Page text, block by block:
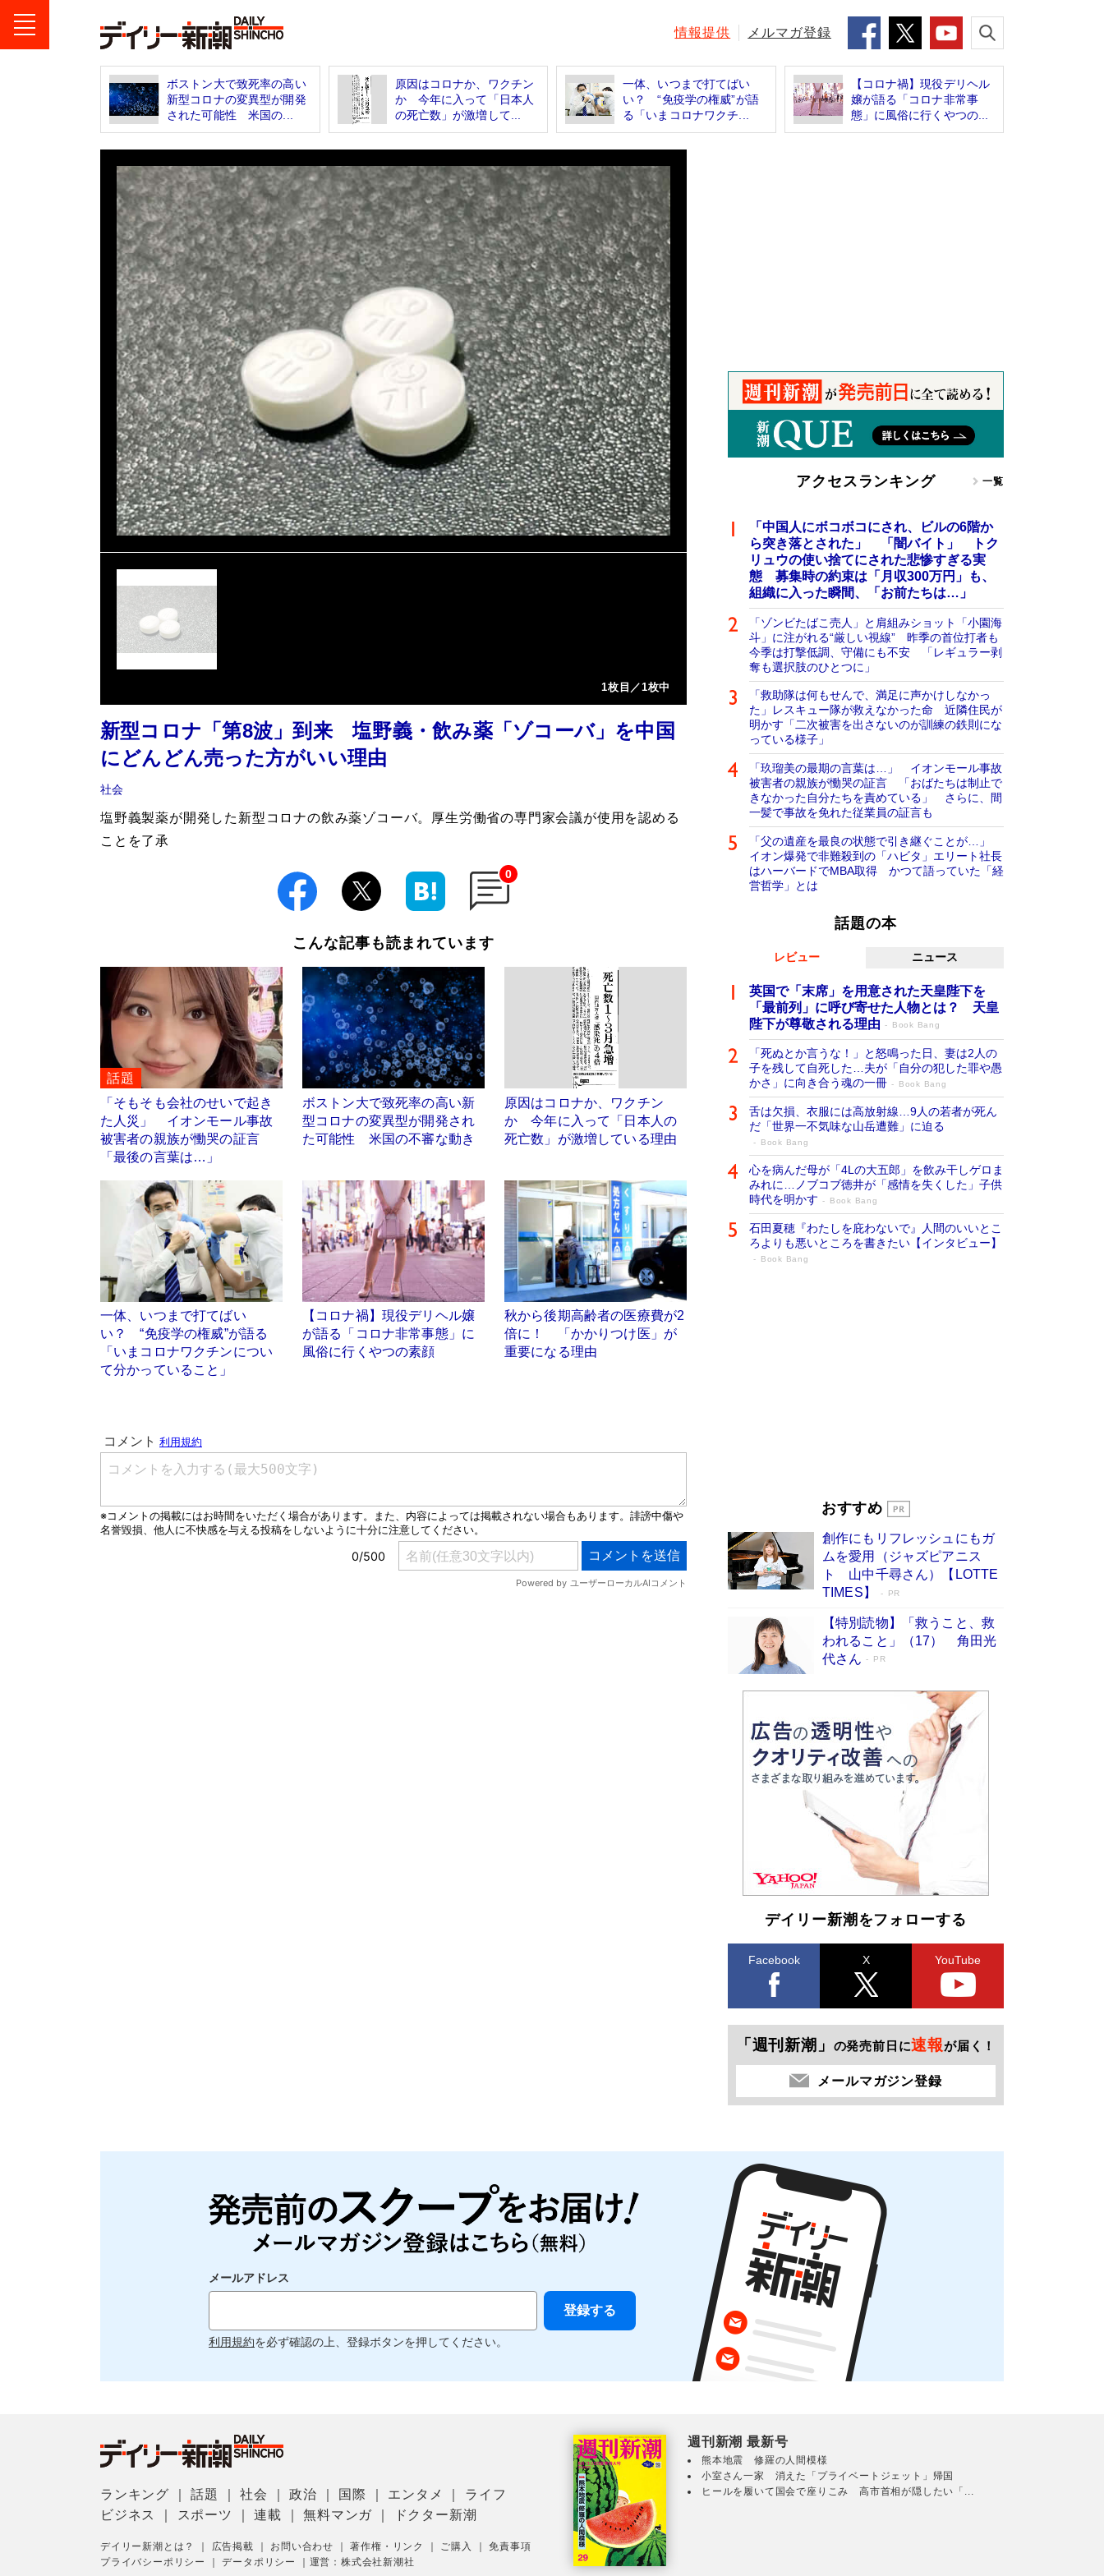
情報提供 メルマガ登録
ボストン大で致死率の高い
新型コロナの変異型が開発
された可能性 米国の...
原因はコロナか、ワクチン
か 今年に入って「日本人
の死亡数」が激増して...
一体、いつまで打てばい
い？ “免疫学の権威”が語
る「いまコロナワクチ...
【コロナ禍】現役デリヘル
嬢が語る「コロナ非常事
態」に風俗に行くやつの...
1枚目／1枚中
新型コロナ「第8波」到来 塩野義・飲み薬「ゾコーバ」を中国
にどんどん売った方がいい理由
社会
塩野義製薬が開発した新型コロナの飲み薬ゾコーバ。厚生労働省の専門家会議が使用を認める
ことを了承
0
こんな記事も読まれています
話題
「そもそも会社のせいで起き
た人災」 イオンモール事故
被害者の親族が慟哭の証言
「最後の言葉は…」
ボストン大で致死率の高い新
型コロナの変異型が開発され
た可能性 米国の不審な動き
原因はコロナか、ワクチン
か 今年に入って「日本人の
死亡数」が激増している理由
一体、いつまで打てばい
い？ “免疫学の権威”が語る
「いまコロナワクチンについ
て分かっていること」
【コロナ禍】現役デリヘル嬢
が語る「コロナ非常事態」に
風俗に行くやつの素顔
秋から後期高齢者の医療費が2
倍に！ 「かかりつけ医」が
重要になる理由
アクセスランキング 一覧
「中国人にボコボコにされ、ビルの6階か
ら突き落とされた」 「闇バイト」 トク
リュウの使い捨てにされた悲惨すぎる実
態 募集時の約束は「月収300万円」も、
組織に入った瞬間、「お前たちは…」
「ゾンビたばこ売人」と肩組みショット「小園海
斗」に注がれる“厳しい視線” 昨季の首位打者も
今季は打撃低調、守備にも不安 「レギュラー剥
奪も選択肢のひとつに」
「救助隊は何もせんで、満足に声かけしなかっ
た」レスキュー隊が救えなかった命 近隣住民が
明かす「二次被害を出さないのが訓練の鉄則にな
っている様子」
「玖瑠美の最期の言葉は…」 イオンモール事故
被害者の親族が慟哭の証言 「おばたちは制止で
きなかった自分たちを責めている」 さらに、間
一髪で事故を免れた従業員の証言も
「父の遺産を最良の状態で引き継ぐことが…」
イオン爆発で非難殺到の「ハビタ」エリート社長
はハーバードでMBA取得 かつて語っていた「経
営哲学」とは
話題の本
レビュー ニュース
英国で「末席」を用意された天皇陛下を
「最前列」に呼び寄せた人物とは？ 天皇
陛下が尊敬される理由
Book Bang
「死ぬとか言うな！」と怒鳴った日、妻は2人の
子を残して自死した…夫が「自分の犯した罪や愚
かさ」に向き合う魂の一冊
Book Bang
舌は欠損、衣服には高放射線…9人の若者が死ん
だ「世界一不気味な山岳遭難」に迫る
Book Bang
心を病んだ母が「4Lの大五郎」を飲み干しゲロま
みれに…ノブコブ徳井が「感情を失くした」子供
時代を明かす
Book Bang
石田夏穂『わたしを庇わないで』人間のいいとこ
ろよりも悪いところを書きたい【インタビュー】
Book Bang
「『火垂るの墓』は、大嘘である」原作者が抱き
続けた“自責の念”とは…「自己憐憫は描きたくな
い」監督が徹底的にこだわったこと（後編） #
戦争の記憶
Book Bang
おすすめ
創作にもリフレッシュにもガ
ムを愛用（ジャズピアニス
ト 山中千尋さん）【LOTTE
TIMES】
PR
【特別読物】「救うこと、救
われること」（17） 角田光
代さん
PR
デイリー新潮をフォローする
Facebook X YouTube
「週刊新潮」 の発売前日に速報が届く！
メールマガジン登録
メールアドレス
利用規約を必ず確認の上、登録ボタンを押してください。
ランキング ｜話題 ｜社会 ｜政治 国際 エンタメ
ライフ
ビジネス
スポーツ ｜連載 ｜無料マンガ ドクター新潮
デイリー新潮とは？ 広告掲載 お問い合わせ ｜著作権・リンク ご購入 ｜免責事項
プライバシーポリシー
｜データポリシー 運営：株式会社新潮社
週刊新潮 最新号
熊本地震 修羅の人間模様
小室さん一家 消えた「プライベートジェット」帰国
ヒールを履いて国会で座りこみ 高市首相が隠したい「...